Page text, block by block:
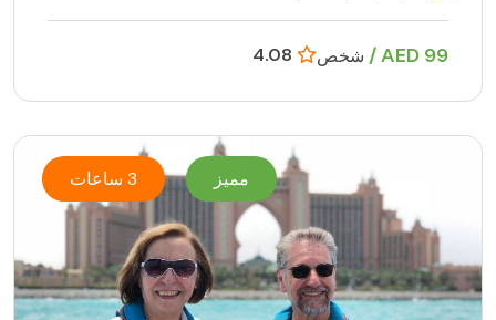
99 AED / شخص
مميز 3 ساعات